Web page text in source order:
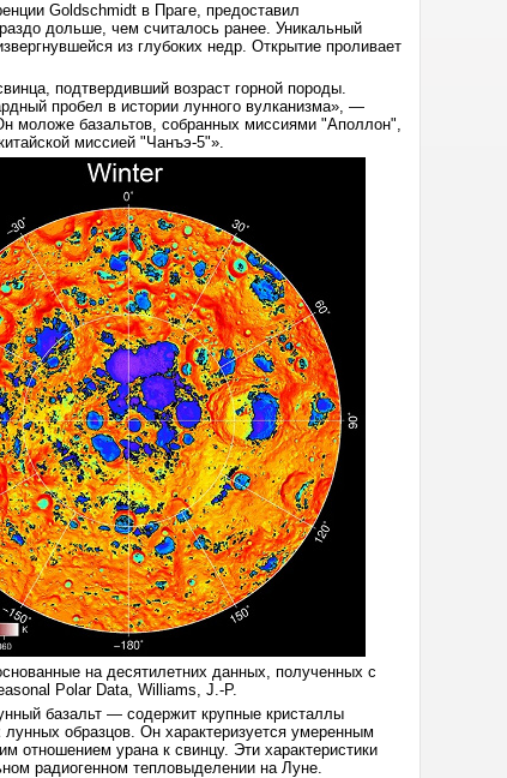
Goldschmidt в Праге, предоставил
дольше, чем считалось ранее. Уникальный
из глубоких недр. Открытие проливает
подтвердивший возраст горной породы.
пробел в истории лунного вулканизма», —
моложе базальтов, собранных миссиями "Аполлон",
миссией "Чанъэ-5"».
на десятилетних данных, полученных с
Polar Data, Williams, J.-P.
базальт — содержит крупные кристаллы
образцов. Он характеризуется умеренным
отношением урана к свинцу. Эти характеристики
радиогенном тепловыделении на Луне.